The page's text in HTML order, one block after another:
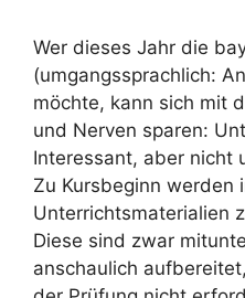
Wer dieses Jahr die
(umgangssprachlich:
möchte, kann sich mit
und Nerven sparen:
Interessant, aber nicht
Zu Kursbeginn werden
Unterrichtsmaterialien
Diese sind zwar
anschaulich